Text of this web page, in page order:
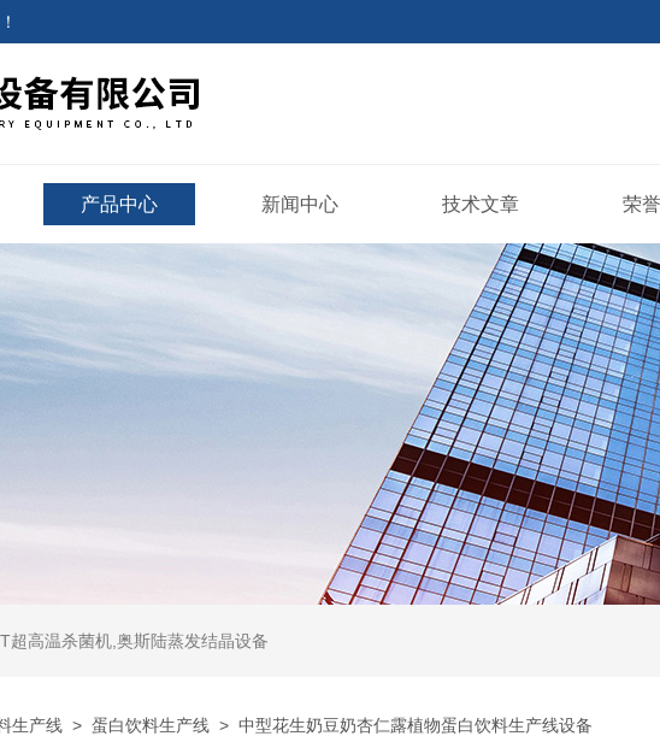
产品中心 新闻中心 技术文章 荣
超高温杀菌机,奥斯陆蒸发结晶设备
生产线 > 蛋白饮料生产线 > 中型花生奶豆奶杏仁露植物蛋白饮料生产线设备